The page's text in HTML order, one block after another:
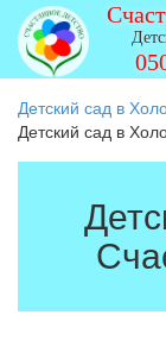
Детский сад в
Детский сад в